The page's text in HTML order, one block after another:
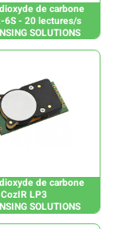
de carbone
6S - 20 lectures/s
SOLUTIONS
de carbone
CozIR LP3
SOLUTIONS